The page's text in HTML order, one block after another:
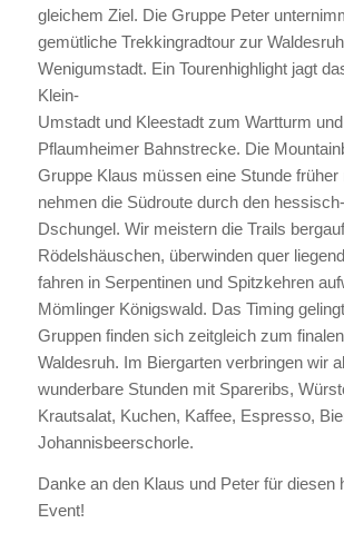
gleichem Ziel. Die Gruppe Peter
gemütliche Trekkingradtour zur
Wenigumstadt. Ein Tourenhighlight jagt
Klein-
Umstadt und Kleestadt zum Wartturm
Pflaumheimer Bahnstrecke. Die
Gruppe Klaus müssen eine Stunde früher
nehmen die Südroute durch den
Dschungel. Wir meistern die Trails
Rödelshäuschen, überwinden quer
fahren in Serpentinen und Spitzkehren
Mömlinger Königswald. Das Timing
Gruppen finden sich zeitgleich zum
Waldesruh. Im Biergarten verbringen wir
wunderbare Stunden mit Spareribs,
Krautsalat, Kuchen, Kaffee, Espresso,
Johannisbeerschorle.
Danke an den Klaus und Peter für diesen
Event!